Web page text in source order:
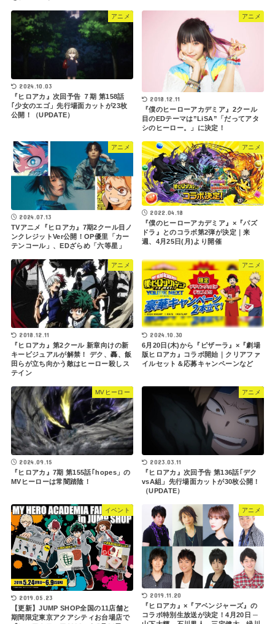
アニメ
2024.10.03
『ヒロアカ』次回予告 ７期 第158話
｢少女のエゴ」先行場面カットが23枚
公開！（UPDATE）
アニメ
2018.12.11
『僕のヒーローアカデミア』2クール
目のEDテーマは”LiSA”「だってアタ
シのヒーロー。」に決定！
アニメ
2024.07.13
TVアニメ『ヒロアカ』7期2クール目ノ
ンクレジットVer公開！OP優里「カー
テンコール」、EDざらめ「六等星」
アニメ
2022.04.18
『僕のヒーローアカデミア』×『パズ
ドラ』とのコラボ第2弾が決定｜来
週、4月25日(月)より開催
アニメ
2018.12.11
『ヒロアカ』第2クール 新章向けの新
キービジュアルが解禁！ デク、轟、飯
田らが立ち向かう敵はヒーロー殺しス
テイン
アニメ
2024.10.30
6月20日(木)から『ピザーラ』×『劇場
版ヒロアカ』コラボ開始｜クリアファ
イルセット＆応募キャンペーンなど
MVヒーロー
2024.09.15
『ヒロアカ』7期 第155話｢hopes」の
MVヒーローは常闇踏陰！
アニメ
2023.03.11
『ヒロアカ』次回予告 第136話｢デク
vsA組」先行場面カットが30枚公開！
（UPDATE）
イベント
2019.05.23
【更新】JUMP SHOP全国の11店舗と
期間限定東京アクアシティお台場店で
アニメ
2019.11.20
『ヒロアカ』×『アベンジャーズ』の
コラボ特別生放送が決定！4月20日 ─